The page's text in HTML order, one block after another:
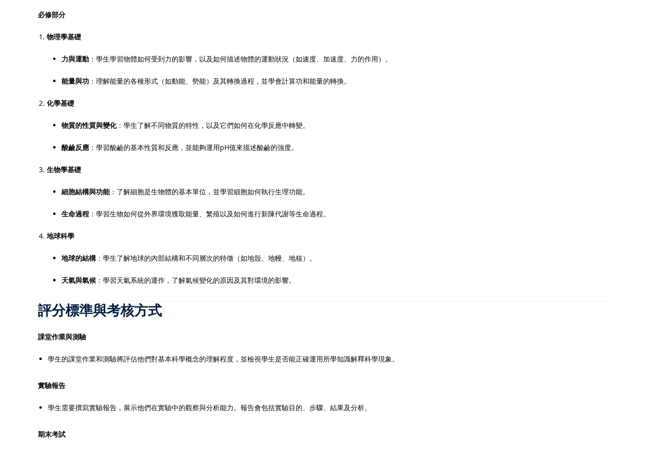
必修部分
物理學基礎
力與運動 ：學生學習物體如何受到力的影響，以及如何描述物體的運動狀況（如速度、加速度、力的作用）。
能量與功 ：理解能量的各種形式（如動能、勢能）及其轉換過程，並學會計算功和能量的轉換。
化學基礎
物質的性質與變化：學生了解不同物質的特性，以及它們如何在化學反應中轉變。
酸鹼反應 ：學習酸鹼的基本性質和反應，並能夠運用pH值來描述酸鹼的強度。
生物學基礎
細胞結構與功能：了解細胞是生物體的基本單位，並學習細胞如何執行生理功能。
生命過程 ：學習生物如何從外界環境獲取能量、繁殖以及如何進行新陳代謝等生命過程。
地球科學
地球的結構：學生了解地球的內部結構和不同層次的特徵（如地殼、地幔、地核）。
天氣與氣候 ：學習天氣系統的運作，了解氣候變化的原因及其對環境的影響。
評分標準與考核方式
課堂作業與測驗
學生的課堂作業和測驗將評估他們對基本科學概念的理解程度，並檢視學生是否能正確運用所學知識解釋科學現象。
實驗報告
學生需要撰寫實驗報告，展示他們在實驗中的觀察與分析能力。報告會包括實驗目的、步驟、結果及分析。
期末考試